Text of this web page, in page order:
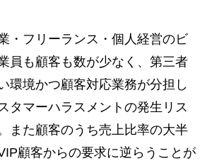
・フリーランス・個人経営のビ
員も顧客も数が少なく、第三者
環境かつ顧客対応業務が分担し
タマーハラスメントの発生リス
また顧客のうち売上比率の大半
顧客からの要求に逆らうことが